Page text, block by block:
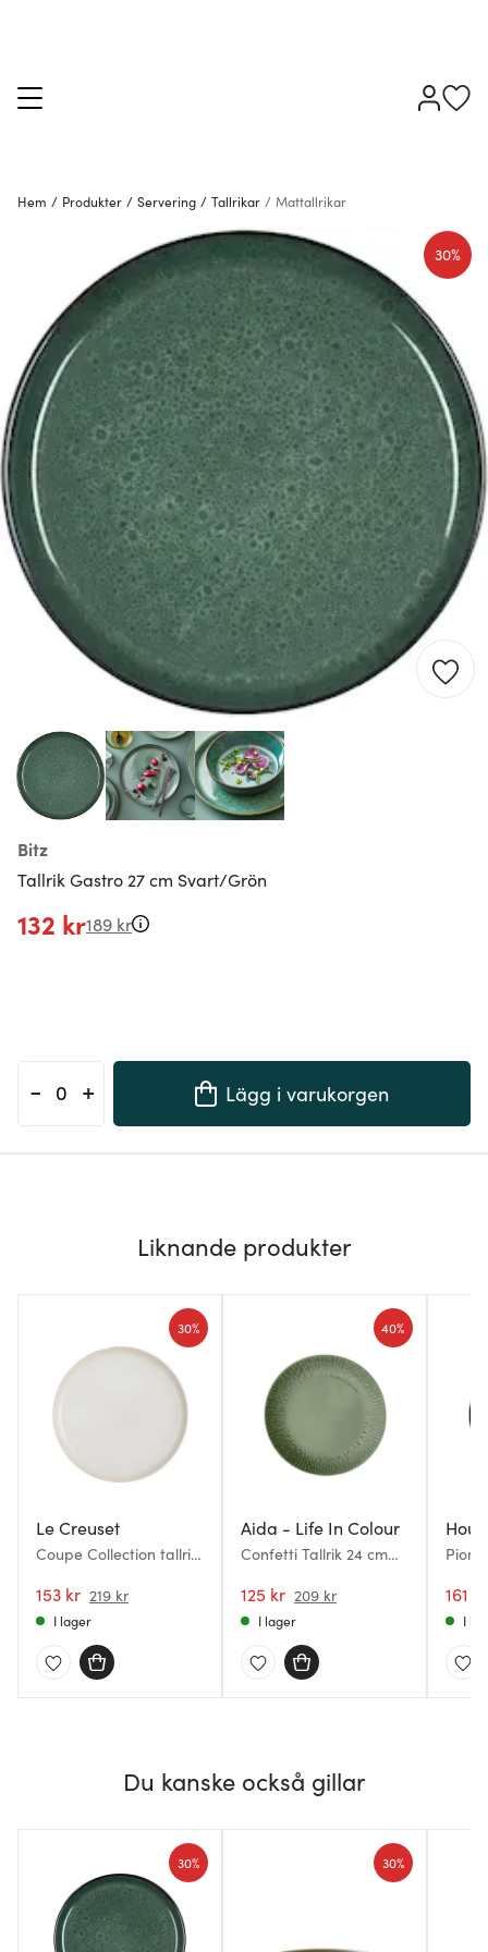
Hem / Produkter / Servering / Tallrikar / Mattallrikar
Bitz
Tallrik Gastro 27 cm Svart/Grön
30%
132 kr189 kr
- + Lägg i varukorgen
Liknande produkter
Le Creuset
Coupe Collection tallrik
153 kr 219 kr
30%
I lager
Aida - Life In Colour
Confetti Tallrik 24 cm
125 kr 209 kr
40%
I lager
Pion
161 kr
I
Du kanske också gillar
30% 30%